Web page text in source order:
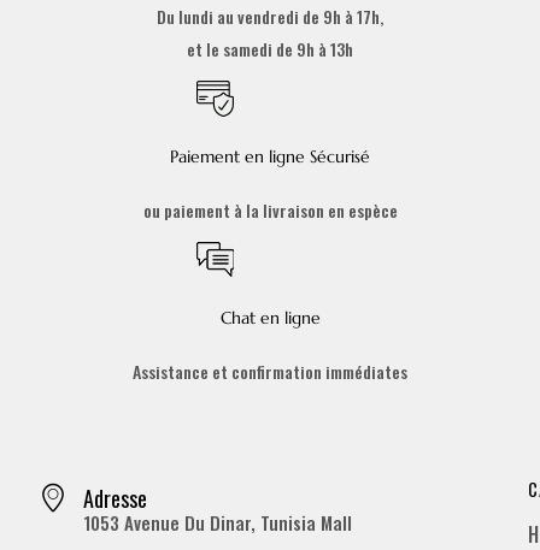
Du lundi au vendredi de 9h à 17h,
et le samedi de 9h à 13h
Paiement en ligne Sécurisé
ou paiement à la livraison en espèce
Chat en ligne
Assistance et confirmation immédiates
Adresse
1053 Avenue Du Dinar, Tunisia Mall